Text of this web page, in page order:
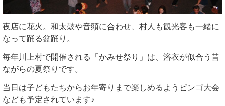
夜店に花火。和太鼓や音頭に合わせ、村人も観光客も一緒に
なって踊る盆踊り。
毎年川上村で開催される「かみせ祭り」は、浴衣が似合う昔
ながらの夏祭りです。
当日は子どもたちからお年寄りまで楽しめるようビンゴ大会
なども予定されています♪